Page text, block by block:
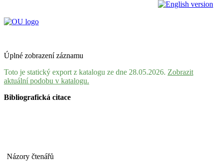
Úplné zobrazení záznamu
Toto je statický export z katalogu ze dne 28.05.2026. Zobrazit
aktuální podobu v katalogu.
Bibliografická citace
Názory čtenářů